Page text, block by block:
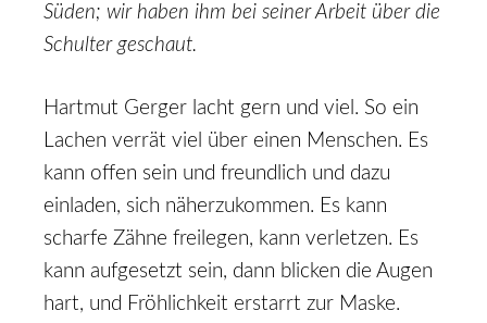
Süden; wir haben ihm bei seiner Arbeit über die
Schulter geschaut.
Hartmut Gerger lacht gern und viel. So ein
Lachen verrät viel über einen Menschen. Es
kann offen sein und freundlich und dazu
einladen, sich näherzukommen. Es kann
scharfe Zähne freilegen, kann verletzen. Es
kann aufgesetzt sein, dann blicken die Augen
hart, und Fröhlichkeit erstarrt zur Maske.